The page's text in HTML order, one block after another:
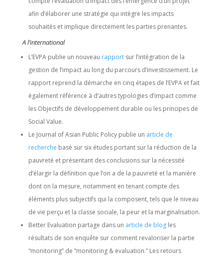
afin d’élaborer une stratégie qui intègre les impacts
souhaités et implique directement les parties prenantes.
A l’international
L’EVPA publie un nouveau rapport sur l’intégration de la
gestion de l’impact au long du parcours d’investissement. Le
rapport reprend la démarche en cinq étapes de l’EVPA et fait
également référence à d’autres typologies d’impact comme
les Objectifs de développement durable ou les principes de
Social Value.
Le Journal of Asian Public Policy publie un article de
recherche basé sur six études portant sur la réduction de la
pauvreté et présentant des conclusions sur la nécessité
d’élargir la définition que l’on a de la pauvreté et la manière
dont on la mesure, notamment en tenant compte des
éléments plus subjectifs qui la composent, tels que le niveau
de vie perçu et la classe sociale, la peur et la marginalisation.
Better Evaluation partage dans un article de blogles
résultats de son enquête sur comment revaloriser la partie
“monitoring” de “monitoring & evaluation.” Les retours